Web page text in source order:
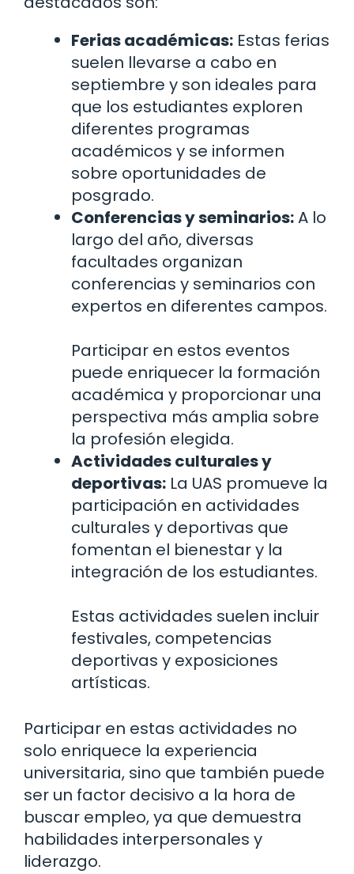
Ferias académicas: Estas ferias
suelen llevarse a cabo en
septiembre y son ideales para
que los estudiantes exploren
diferentes programas
académicos y se informen
sobre oportunidades de
posgrado.
Conferencias y seminarios:A lo
largo del año, diversas
facultades organizan
conferencias y seminarios con
expertos en diferentes campos.
Participar en estos eventos
puede enriquecer la formación
académica y proporcionar una
perspectiva más amplia sobre
la profesión elegida.
Actividades culturales y
deportivas: La UAS promueve la
participación en actividades
culturales y deportivas que
fomentan el bienestar y la
integración de los estudiantes.
Estas actividades suelen incluir
festivales, competencias
deportivas y exposiciones
artísticas.
Participar en estas actividades no
solo enriquece la experiencia
universitaria, sino que también puede
ser un factor decisivo a la hora de
buscar empleo, ya que demuestra
habilidades interpersonales y
liderazgo.